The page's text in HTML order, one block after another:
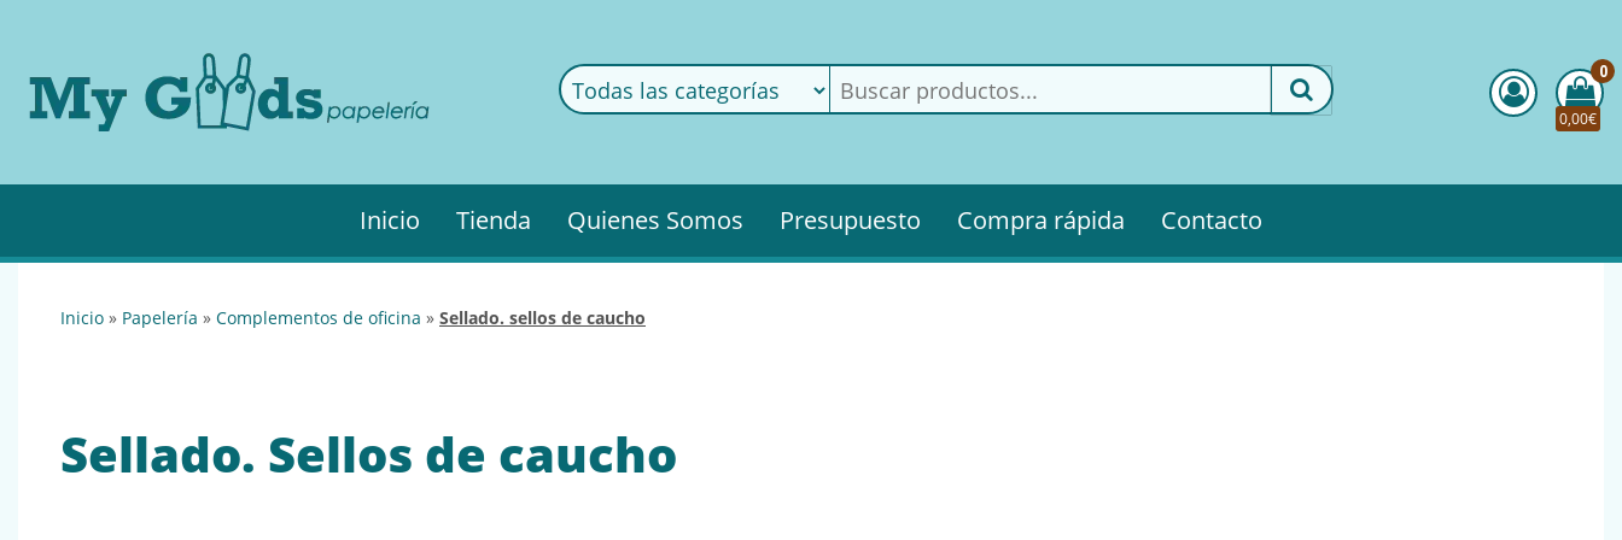
MyGoods
confianza.
Podrás
encontrar
todo lo
para tu
0
0,00€
Inicio Tienda Quienes Somos Presupuesto Compra rápida Contacto
inicio » papelería » complementos de oficina » sellado. sellos de caucho
Sellado. Sellos de caucho